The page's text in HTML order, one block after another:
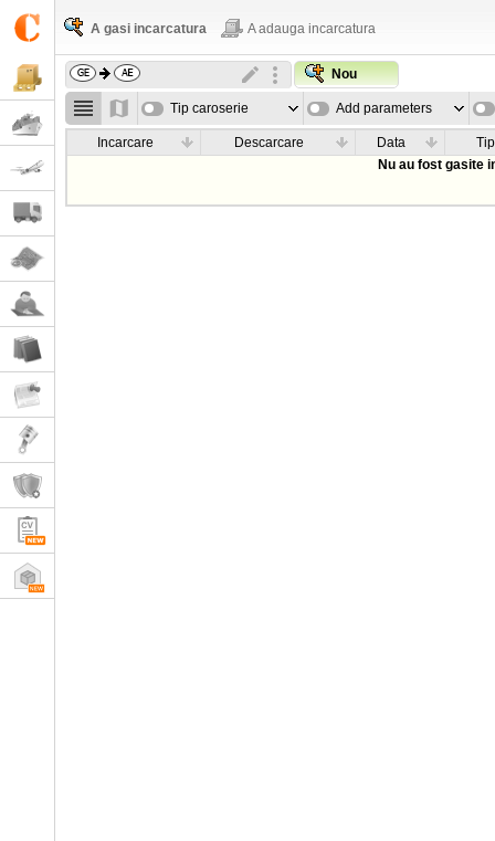
A gasi incarcatura A adauga incarcatura
Nou
Tip caroserie Add parameters
Incarcare Descarcare Data
Nu au fost gasite